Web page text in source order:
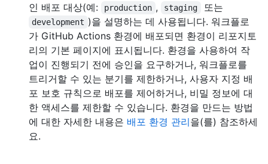
인 배포 대상(예:
production , staging 또는
development )을 설명하는 데 사용됩니다. 워크플로
가 GitHub Actions 환경에 배포되면 환경이 리포지토
리의 기본 페이지에 표시됩니다. 환경을 사용하여 작
업이 진행되기 전에 승인을 요구하거나, 워크플로를
트리거할 수 있는 분기를 제한하거나, 사용자 지정 배
포 보호 규칙으로 배포를 제어하거나, 비밀 정보에 대
한 액세스를 제한할 수 있습니다. 환경을 만드는 방법
에 대한 자세한 내용은 배포 환경 관리을(를) 참조하세
요.